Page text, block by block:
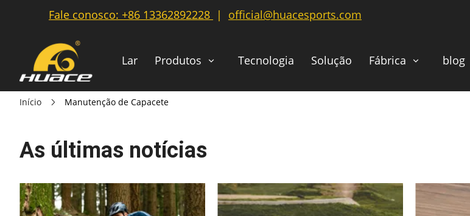
Fale conosco: +86 13362892228 | official@huacesports.com
Lar Produtos Tecnologia Solução Fábrica blog
Início Manutenção de Capacete
As últimas notícias